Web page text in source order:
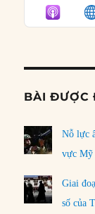
BÀI ĐƯỢC
Nỗ lực
vực Mỹ
Giai
số của